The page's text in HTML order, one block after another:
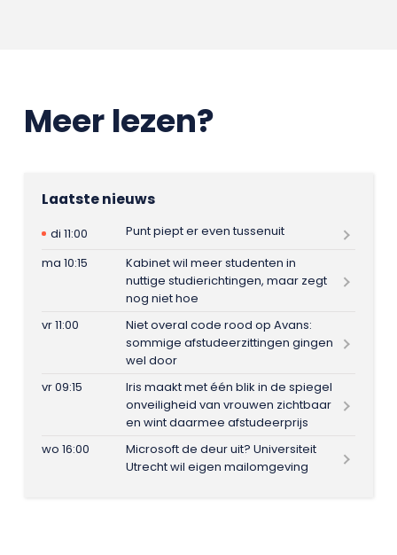
Meer lezen?
Laatste nieuws
di 11:00
Punt piept er even tussenuit
ma 10:15
Kabinet wil meer studenten in
nuttige studierichtingen, maar zegt
nog niet hoe
vr 11:00
Niet overal code rood op Avans:
sommige afstudeerzittingen gingen
wel door
vr 09:15
Iris maakt met één blik in de spiegel
onveiligheid van vrouwen zichtbaar
en wint daarmee afstudeerprijs
wo 16:00
Microsoft de deur uit? Universiteit
Utrecht wil eigen mailomgeving